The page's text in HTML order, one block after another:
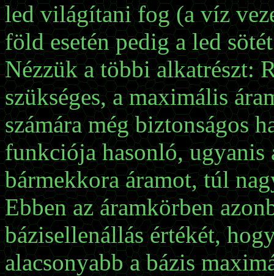
led világítani fog (a víz
föld esetén pedig a led
Nézzük a többi alkatrészt:
szükséges, a maximális
számára még biztonságos
funkciója hasonló, ugyanis
bármekkora áramot, túl
Ebben az áramkörben
bázisellenállás értékét,
alacsonyabb a bázis